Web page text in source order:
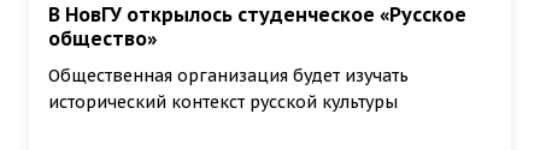
В НовГУ открылось студенческое «Русское
общество»
Общественная организация будет изучать
исторический контекст русской культуры